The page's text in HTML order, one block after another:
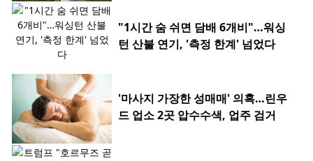
"1시간 숨 쉬면 담배 6개비"…워싱
턴 산불 연기, '측정 한계' 넘었다
'마사지 가장한 성매매' 의혹…린우
드 업소 2곳 압수수색, 업주 검거